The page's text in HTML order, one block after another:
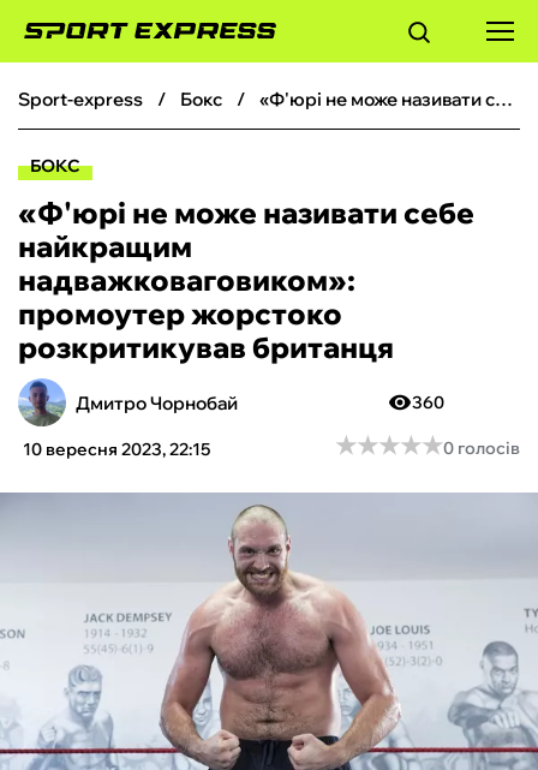
ФУТБОЛ
БОКС
ХОКЕЙ
ТЕНІС
КІБЕРСПОРТ
БУКМЕКЕРИ
sport-express бокс «Ф'юрі не може називати себе найкращим надважковаговиком»: промоутер жорстоко розкритикував британця
БОКС
«Ф'юрі не може називати себе
найкращим
надважковаговиком»:
промоутер жорстоко
розкритикував британця
Дмитро Чорнобай
10 вересня 2023, 22:15
360
★★★★★
★★★★★0 голосів